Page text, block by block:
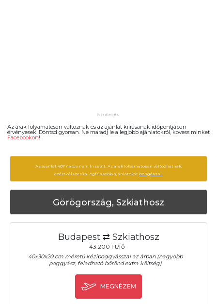
Az árak folyamatosan változnak és az ajánlat kiírásanak időpontjában
érvényesek. Döntsd gyorsan. Ne maradj le a legjobb ajánlatokról, kövess minket
Facebookon!
Az ajánlat 407 napja nem frissült. Az árak folyamatosan változhatnak,
ezért célszerű a legfrissebb ajánlatokat böngészni.
Görögország, Szkiathosz
Budapest ⇄ Szkiathosz
43.200 Ft/fő
40x30x20 cm méretű kézipoggyásszal az árban (nagyobb
poggyász, feladható bőrönd extra költség)
MEGNÉZEM